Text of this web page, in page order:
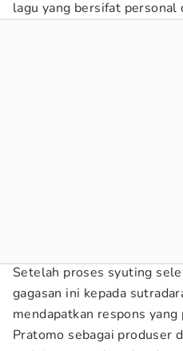
lagu yang bersifat personal
Setelah proses syuting
gagasan ini kepada
mendapatkan respons
Pratomo sebagai produser